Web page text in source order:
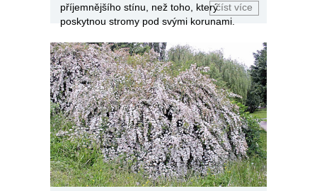
příjemnějšího stínu, než toho, který
poskytnou stromy pod svými korunami.
číst více